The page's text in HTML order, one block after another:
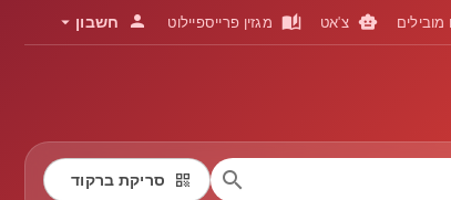
מובילים smart_toy צ'אט auto_stories מגזין פרייספיילוט person חשבון arrow_drop_down
search
qr_code סריקת ברקוד